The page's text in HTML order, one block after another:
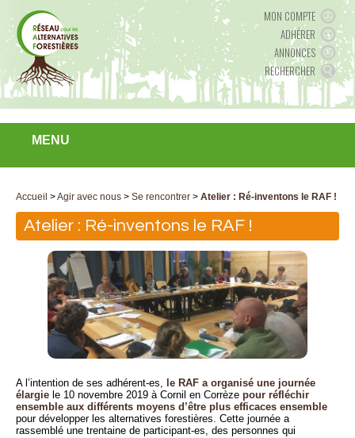
MON COMPTE
ADHÉRER
ANNONCES
RECHERCHER
MENU
Accueil >Agir avec nous > Se rencontrer > Atelier : Ré-inventons le RAF !
Atelier : Ré-inventons le RAF !
A l’intention de ses adhérent-es,
le RAF a organisé une journée
élargie le 10 novembre 2019 à Cornil en Corrèze pour réfléchir
ensemble aux différents moyens d’être plus efficaces ensemble
pour développer les alternatives forestières. Cette journée a
rassemblé une trentaine de participant-es, des personnes qui